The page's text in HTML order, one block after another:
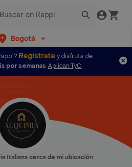
Bogotá
Regístratey disfruta de
por semanas Aplican TyC
Italiana cerca de mi ubicación